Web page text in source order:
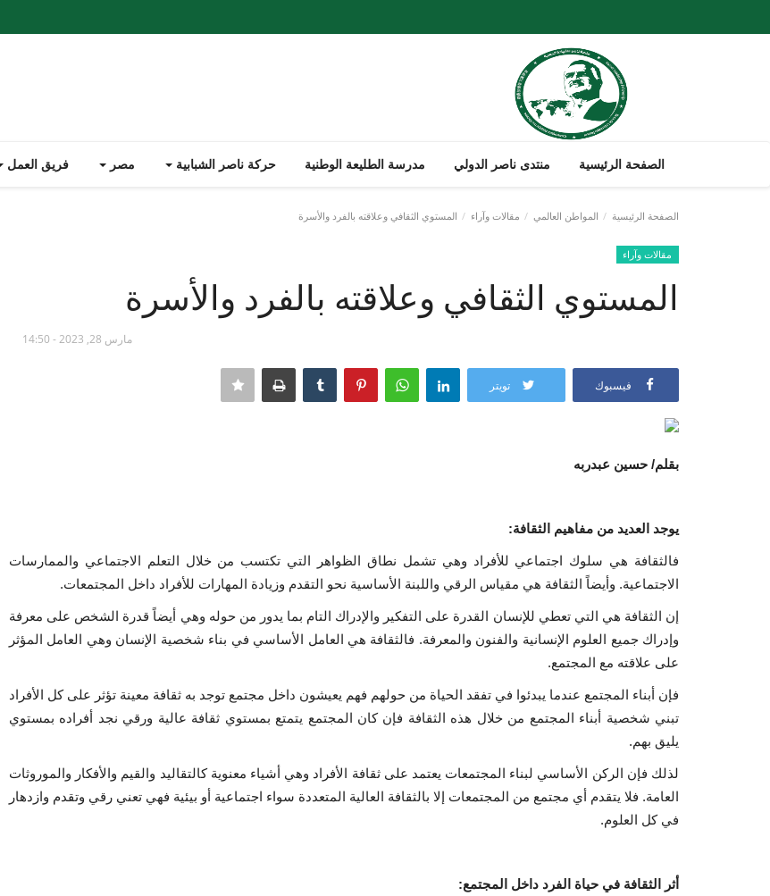
الصفحة الرئيسية منتدى ناصر الدولي مدرسة الطليعة الوطنية حركة ناصر الشبابية مصر فريق العمل
الصفحة الرئيسية المواطن العالمي مقالات وآراء المستوي الثقافي وعلاقته بالفرد والأسرة
مقالات وآراء
المستوي الثقافي وعلاقته بالفرد والأسرة
مارس 28, 2023 - 14:50
فيسبوك تويتر
بقلم/ حسين عبدربه
يوجد العديد من مفاهيم الثقافة:
فالثقافة هي سلوك اجتماعي للأفراد وهي تشمل نطاق الظواهر التي تكتسب من خلال التعلم الاجتماعي والممارسات
الاجتماعية. وأيضاً الثقافة هي مقياس الرقي واللبنة الأساسية نحو التقدم وزيادة المهارات للأفراد داخل المجتمعات.
إن الثقافة هي التي تعطي للإنسان القدرة على التفكير والإدراك التام بما يدور من حوله وهي أيضاً قدرة الشخص على معرفة
وإدراك جميع العلوم الإنسانية والفنون والمعرفة. فالثقافة هي العامل الأساسي في بناء شخصية الإنسان وهي العامل المؤثر
على علاقته مع المجتمع.
فإن أبناء المجتمع عندما يبدئوا في تفقد الحياة من حولهم فهم يعيشون داخل مجتمع توجد به ثقافة معينة تؤثر على كل الأفراد
تبني شخصية أبناء المجتمع من خلال هذه الثقافة فإن كان المجتمع يتمتع بمستوي ثقافة عالية ورقي نجد أفراده بمستوي
يليق بهم.
لذلك فإن الركن الأساسي لبناء المجتمعات يعتمد على ثقافة الأفراد وهي أشياء معنوية كالتقاليد والقيم والأفكار والموروثات
العامة. فلا يتقدم أي مجتمع من المجتمعات إلا بالثقافة العالية المتعددة سواء اجتماعية أو بيئية فهي تعني رقي وتقدم وازدهار
في كل العلوم.
أثر الثقافة في حياة الفرد داخل المجتمع: